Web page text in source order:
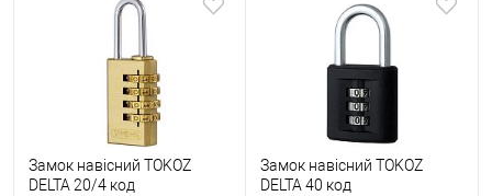
Замок навісний TOKOZ
DELTA 20/4 код
Замок навісний TOKOZ
DELTA 40 код